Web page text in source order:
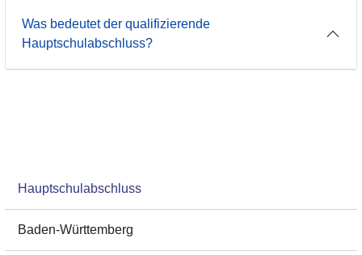
Was bedeutet der qualifizierende
Hauptschulabschluss?
Hauptschulabschluss Navigation
Hauptschulabschluss
Baden-Württemberg